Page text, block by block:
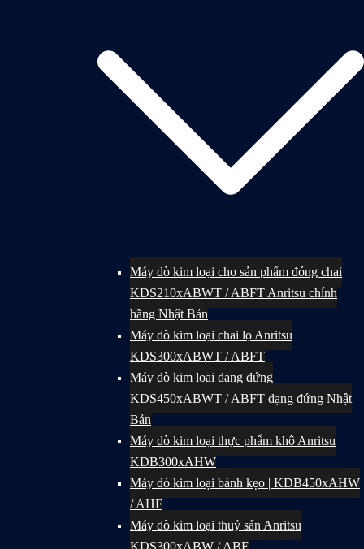
Máy dò kim loại cho sản phẩm đóng chai
KDS210xABWT / ABFT Anritsu chính
hãng Nhật Bản
Máy dò kim loại chai lọ Anritsu
KDS300xABWT / ABFT
Máy dò kim loại dạng đứng
KDS450xABWT / ABFT dạng đứng Nhật
Bản
Máy dò kim loại thực phẩm khô Anritsu
KDB300xAHW
Máy dò kim loại bánh kẹo | KDB450xAHW
/ AHF
Máy dò kim loại thuỷ sản Anritsu
KDS300xABW / ABF